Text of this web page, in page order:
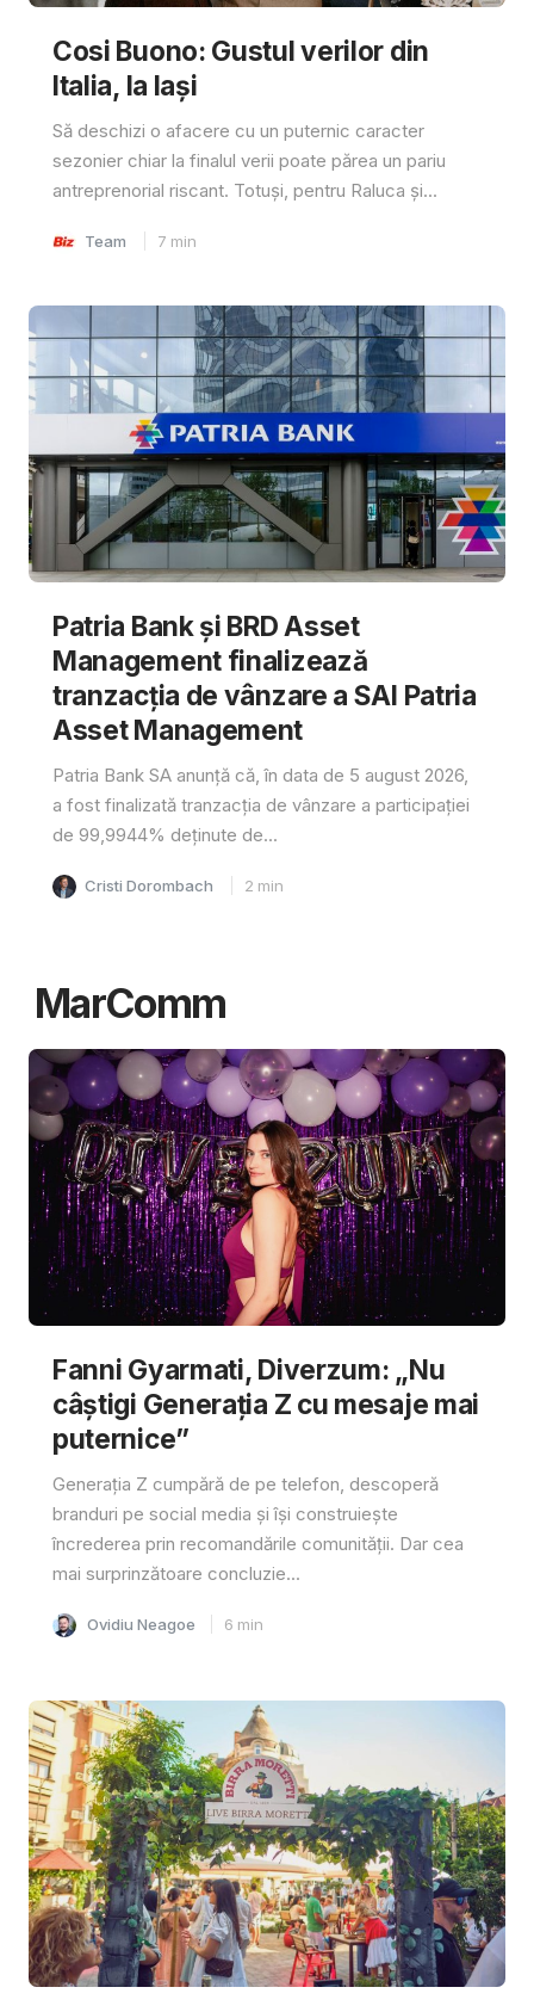
Cosi Buono: Gustul verilor din
Italia, la Iași
Să deschizi o afacere cu un puternic caracter
sezonier chiar la finalul verii poate părea un pariu
antreprenorial riscant. Totuși, pentru Raluca și...
Team 7 min
Patria Bank și BRD Asset
Management finalizează
tranzacția de vânzare a SAI Patria
Asset Management
Patria Bank SA anunță că, în data de 5 august 2026,
a fost finalizată tranzacția de vânzare a participației
de 99,9944% deținute de...
Cristi Dorombach 2 min
MarComm
Fanni Gyarmati, Diverzum: „Nu
câștigi Generația Z cu mesaje mai
puternice”
Generația Z cumpără de pe telefon, descoperă
branduri pe social media și își construiește
încrederea prin recomandările comunității. Dar cea
mai surprinzătoare concluzie...
Ovidiu Neagoe 6 min